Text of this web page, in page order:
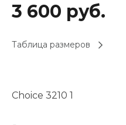
3 600 руб.
Таблица размеров
Choice 3210 1